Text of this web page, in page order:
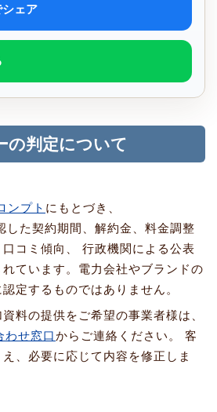
ェア
の判定について
ンプト にもとづき、
した契約期間、解約金、料金調整
コミ傾向、 行政機関による公表
ています。電力会社やブランドの
定するものではありません。
料の提供をご希望の事業者様は、
わせ窓口からご連絡ください。 客
、必要に応じて内容を修正しま